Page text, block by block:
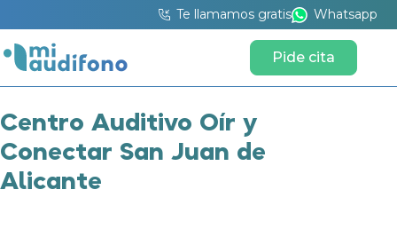
Te llamamos gratis Whatsapp
Pide cita
Centro Auditivo Oír y
Conectar San Juan de
Alicante